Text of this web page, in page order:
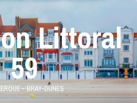
Littoral
59
– BRAY-DUNES